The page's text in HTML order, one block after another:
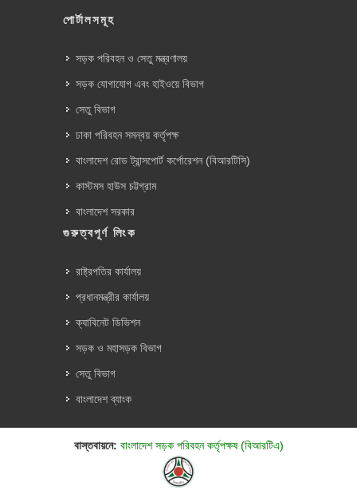
পোর্টালসমূহ
সড়ক পরিবহন ও সেতু মন্ত্রণালয়
সড়ক যোগাযোগ এবং হাইওয়ে বিভাগ
সেতু বিভাগ
ঢাকা পরিবহন সমন্বয় কর্তৃপক্ষ
বাংলাদেশ রোড ট্রান্সপোর্ট কর্পোরেশন (বিআরটিসি)
কাস্টমস হাউস চট্টগ্রাম
বাংলাদেশ সরকার
গুরুত্বপূর্ণ লিংক
রাষ্ট্রপতির কার্যালয়
প্রধানমন্ত্রীর কার্যালয়
ক্যাবিনেট ডিভিশন
সড়ক ও মহাসড়ক বিভাগ
সেতু বিভাগ
বাংলাদেশ ব্যাংক
বাস্তবায়নে: বাংলাদেশ সড়ক পরিবহন কর্তৃপক্ষ (বিআরটিএ)